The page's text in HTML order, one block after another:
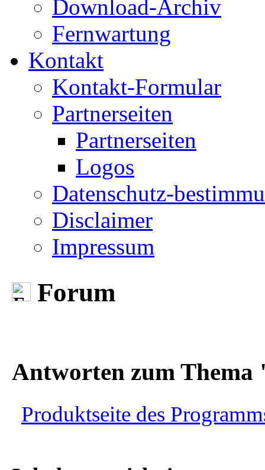
Download-Archiv
Fernwartung
Kontakt
Kontakt-Formular
Partnerseiten
Partnerseiten
Logos
Datenschutz-
Disclaimer
Impressum
Forum
Antworten zum
Produktseite des